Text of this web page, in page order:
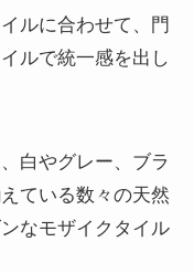
ルに合わせて、門
ルで統一感を出し
白やグレー、ブラ
ている数々の天然
なモザイクタイル